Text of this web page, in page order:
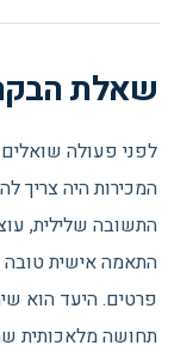
שאלת
לפני פעולה
המכירות היה צריך
התשובה שלילית,
התאמה אישית טובה
פרטים. היעד הוא
תחושה מלאכותית